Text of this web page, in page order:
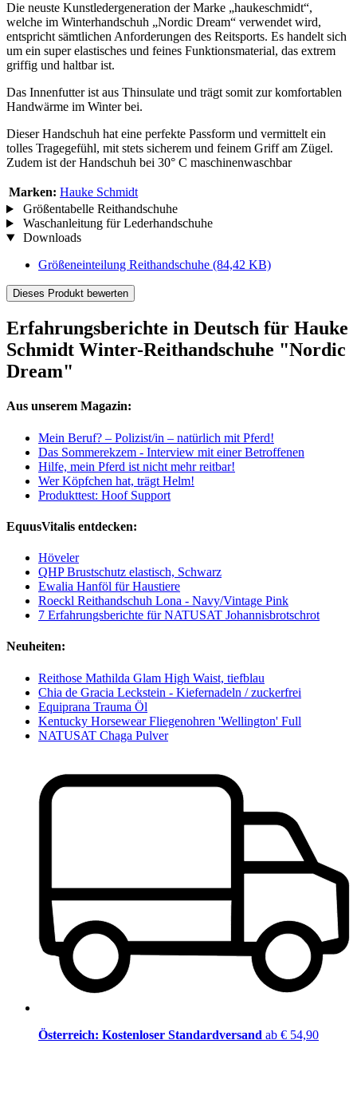
Die neuste Kunstledergeneration der Marke „haukeschmidt“,
welche im Winterhandschuh „Nordic Dream“ verwendet wird,
entspricht sämtlichen Anforderungen des Reitsports. Es handelt sich
um ein super elastisches und feines Funktionsmaterial, das extrem
griffig und haltbar ist.
Das Innenfutter ist aus Thinsulate und trägt somit zur komfortablen
Handwärme im Winter bei.
Dieser Handschuh hat eine perfekte Passform und vermittelt ein
tolles Tragegefühl, mit stets sicherem und feinem Griff am Zügel.
Zudem ist der Handschuh bei 30° C maschinenwaschbar
Marken: Hauke Schmidt
Größentabelle Reithandschuhe
Waschanleitung für Lederhandschuhe
Downloads
Größeneinteilung Reithandschuhe (84,42 KB)
Dieses Produkt bewerten
Erfahrungsberichte in Deutsch für Hauke
Schmidt Winter-Reithandschuhe "Nordic
Dream"
Aus unserem Magazin:
Mein Beruf? – Polizist/in – natürlich mit Pferd!
Das Sommerekzem - Interview mit einer Betroffenen
Hilfe, mein Pferd ist nicht mehr reitbar!
Wer Köpfchen hat, trägt Helm!
Produkttest: Hoof Support
EquusVitalis entdecken:
Höveler
QHP Brustschutz elastisch, Schwarz
Ewalia Hanföl für Haustiere
Roeckl Reithandschuh Lona - Navy/Vintage Pink
7 Erfahrungsberichte für NATUSAT Johannisbrotschrot
Neuheiten:
Reithose Mathilda Glam High Waist, tiefblau
Chia de Gracia Leckstein - Kiefernadeln / zuckerfrei
Equiprana Trauma Öl
Kentucky Horsewear Fliegenohren 'Wellington' Full
NATUSAT Chaga Pulver
Österreich: Kostenloser Standardversand ab € 54,90